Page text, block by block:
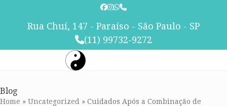
contentRua Chuí, 147 - Paraíso - São Paulo - SP
(11) 99732-9272
Blog
Home » Uncategorized » Cuidados Após a Combinação de